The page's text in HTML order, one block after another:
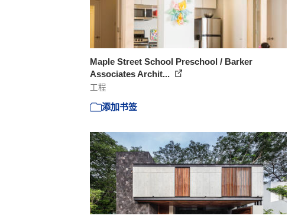
Maple Street School Preschool / Barker
Associates Archit...
工程
添加书签